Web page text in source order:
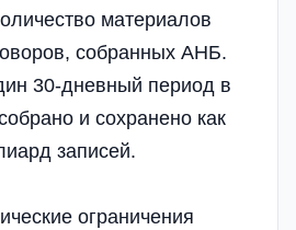
материалов
собранных АНБ.
30-дневный период в
и сохранено как
записей.
ограничения